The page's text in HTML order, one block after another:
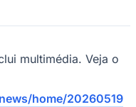
multimédia. Veja o
home/20260519